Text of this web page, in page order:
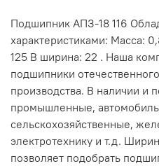
Подшипник АПЗ-18 116
характеристиками: Масса:
125 В ширина: 22 . Наша
подшипники
производства. В наличии и
промышленные,
сельскохозяйственные,
электротехнику и т.д.
позволяет подобрать